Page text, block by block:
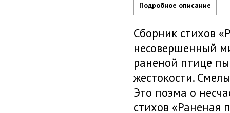
Подробное описание
Сборник стихов
несовершенный
раненой птице
жестокости.
Это поэма о
стихов «Раненая